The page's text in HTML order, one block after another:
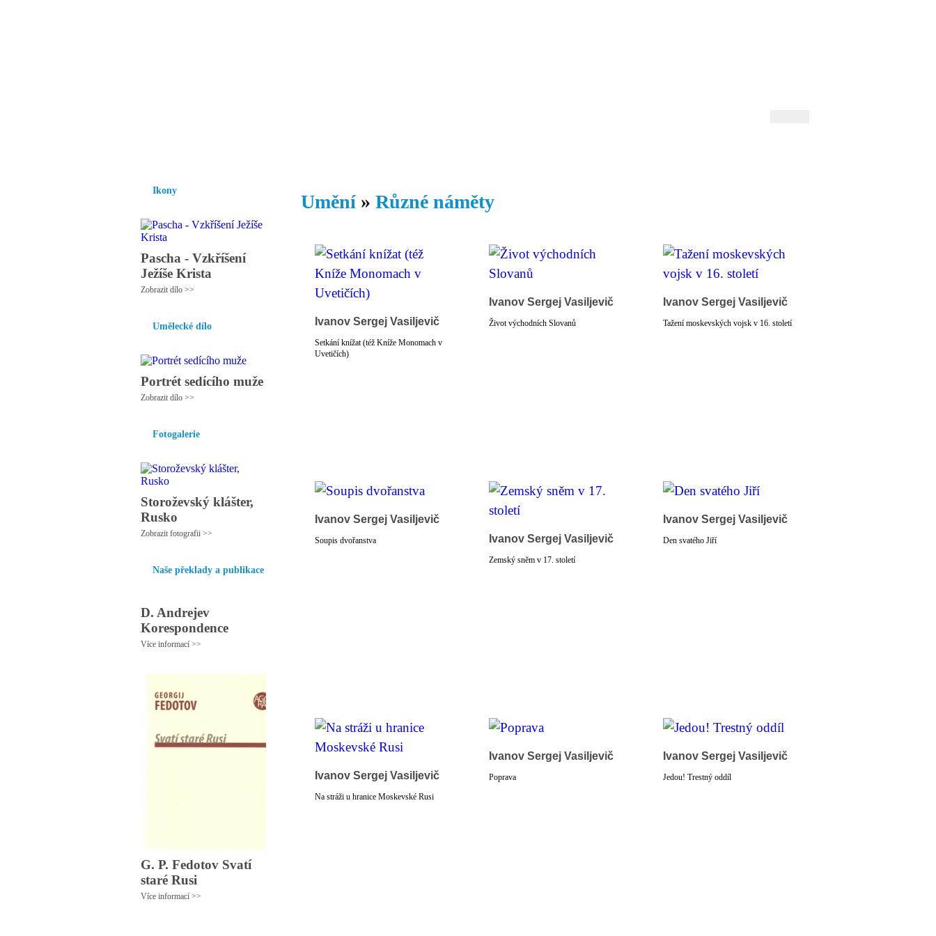
Ikony
Pascha - Vzkříšení
Ježíše Krista
Zobrazit dílo >>
Umělecké dílo
Portrét sedícího muže
Zobrazit dílo >>
Fotogalerie
Storoževský klášter,
Rusko
Zobrazit fotografii >>
Naše překlady a publikace
D. Andrejev
Korespondence
Více informací >>
G. P. Fedotov Svatí
staré Rusi
Více informací >>
Umění » Různé náměty
Ivanov Sergej Vasiljevič
Setkání knížat (též Kníže Monomach v
Uvetičích)
Ivanov Sergej Vasiljevič
Život východních Slovanů
Ivanov Sergej Vasiljevič
Tažení moskevských vojsk v 16. století
Ivanov Sergej Vasiljevič
Soupis dvořanstva Ivanov Sergej Vasiljevič
Zemský sněm v 17. století
Ivanov Sergej Vasiljevič
Den svatého Jiří
Ivanov Sergej Vasiljevič
Na stráži u hranice Moskevské Rusi
Ivanov Sergej Vasiljevič
Poprava
Ivanov Sergej Vasiljevič
Jedou! Trestný oddíl